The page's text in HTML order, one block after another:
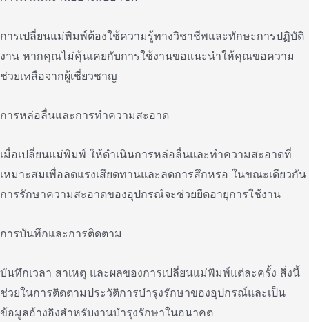
การเปลี่ยนแม่พิมพ์ต้องใช้ความรู้ทางวิชาชีพและทักษะการปฏิบัติ
งาน หากคุณไม่คุ้นเคยกับการใช้งานขอแนะนําให้คุณขอความ
ช่วยเหลือจากผู้เชี่ยวชาญ
การหล่อลื่นและการทําความสะอาด
เมื่อเปลี่ยนแม่พิมพ์ ให้ดําเนินการหล่อลื่นและทําความสะอาดที่
เหมาะสมเพื่อลดแรงเสียดทานและลดการสึกหรอ ในขณะเดียวกัน
การรักษาความสะอาดของอุปกรณ์จะช่วยยืดอายุการใช้งาน
การบันทึกและการติดตาม
บันทึกเวลา สาเหตุ และผลของการเปลี่ยนแม่พิมพ์แต่ละครั้ง สิ่งนี้
ช่วยในการติดตามประวัติการบํารุงรักษาของอุปกรณ์และเป็น
ข้อมูลอ้างอิงสําหรับงานบํารุงรักษาในอนาคต